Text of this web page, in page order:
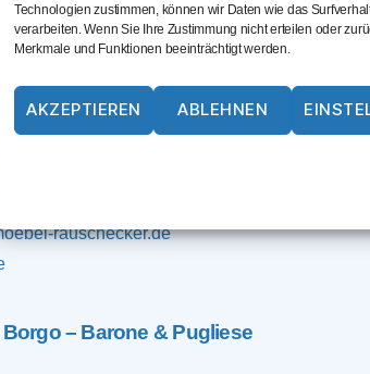
Technologien zustimmen, können wir Daten wie das
verarbeiten. Wenn Sie Ihre Zustimmung nicht erteilen oder
Merkmale und Funktionen beeinträchtigt werden.
AKZEPTIEREN ABLEHNEN
GmbH & Co.
Str. 34
rauschecker.de
St.-
84524
Borgo – Barone & Pugliese